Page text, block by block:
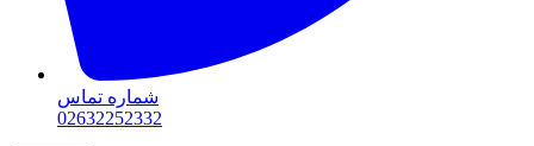
شماره تماس
02632252332